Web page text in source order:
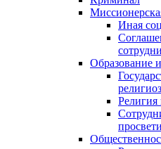
Иная
Образование
Религия